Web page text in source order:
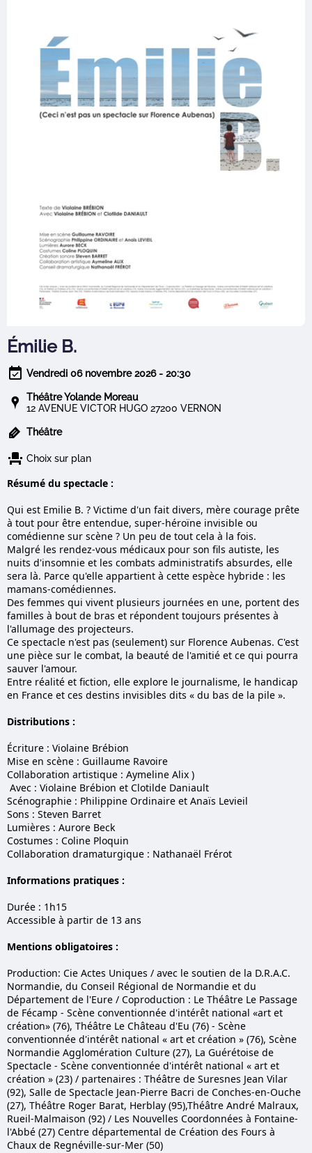
Émilie B.
Vendredi 06 novembre 2026 - 20:30
Théâtre Yolande Moreau
12 AVENUE VICTOR HUGO 27200 VERNON
Théâtre
Choix sur plan
Résumé du spectacle :
Qui est Emilie B. ? Victime d'un fait divers, mère courage prête
à tout pour être entendue, super-héroïne invisible ou
comédienne sur scène ? Un peu de tout cela à la fois.
Malgré les rendez-vous médicaux pour son fils autiste, les
nuits d'insomnie et les combats administratifs absurdes, elle
sera là. Parce qu'elle appartient à cette espèce hybride : les
mamans-comédiennes.
Des femmes qui vivent plusieurs journées en une, portent des
familles à bout de bras et répondent toujours présentes à
l'allumage des projecteurs.
Ce spectacle n'est pas (seulement) sur Florence Aubenas. C'est
une pièce sur le combat, la beauté de l'amitié et ce qui pourra
sauver l'amour.
Entre réalité et fiction, elle explore le journalisme, le handicap
en France et ces destins invisibles dits « du bas de la pile ».
Distributions :
Écriture : Violaine Brébion
Mise en scène : Guillaume Ravoire
Collaboration artistique : Aymeline Alix )
Avec : Violaine Brébion et Clotilde Daniault
Scénographie : Philippine Ordinaire et Anaïs Levieil
Sons : Steven Barret
Lumières : Aurore Beck
Costumes : Coline Ploquin
Collaboration dramaturgique : Nathanaël Frérot
Informations pratiques :
Durée : 1h15
Accessible à partir de 13 ans
Mentions obligatoires :
Production: Cie Actes Uniques / avec le soutien de la D.R.A.C.
Normandie, du Conseil Régional de Normandie et du
Département de l'Eure / Coproduction : Le Théâtre Le Passage
de Fécamp - Scène conventionnée d'intérêt national «art et
création» (76), Théâtre Le Château d'Eu (76) - Scène
conventionnée d'intérêt national « art et création » (76), Scène
Normandie Agglomération Culture (27), La Guérétoise de
Spectacle - Scène conventionnée d'intérêt national « art et
création » (23) / partenaires : Théâtre de Suresnes Jean Vilar
(92), Salle de Spectacle Jean-Pierre Bacri de Conches-en-Ouche
(27), Théâtre Roger Barat, Herblay (95),Théâtre André Malraux,
Rueil-Malmaison (92) / Les Nouvelles Coordonnées à Fontaine-
l'Abbé (27) Centre départemental de Création des Fours à
Chaux de Regnéville-sur-Mer (50)